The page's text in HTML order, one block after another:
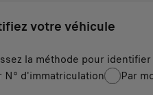
votre véhicule
la méthode pour
N° d'immatriculation
Par